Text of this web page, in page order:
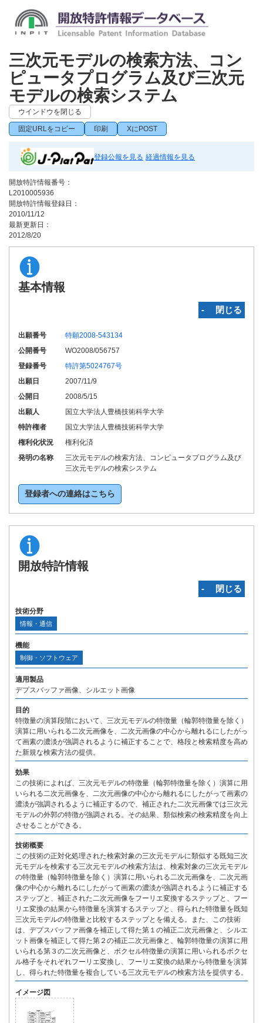
三次元モデルの検索方法、コン
ピュータプログラム及び三次元
モデルの検索システム
ウインドウを閉じる
固定URLをコピー 印刷 XにPOST
登録公報を見る 経過情報を見る
開放特許情報番号：
L2010005936
開放特許情報登録日：
2010/11/12
最新更新日：
2012/8/20
基本情報
‐ 閉じる
出願番号
特願2008-543134
公開番号
WO2008/056757
登録番号
特許第5024767号
出願日
2007/11/9
公開日
2008/5/15
出願人
国立大学法人豊橋技術科学大学
特許権者
国立大学法人豊橋技術科学大学
権利化状況
権利化済
発明の名称
三次元モデルの検索方法、コンピュータプログラム及び
三次元モデルの検索システム
登録者への連絡はこちら
開放特許情報
‐ 閉じる
技術分野
情報・通信
機能
制御・ソフトウェア
適用製品
デプスバッファ画像、シルエット画像
目的
特徴量の演算段階において、三次元モデルの特徴量（輪郭特徴量を除く）
演算に用いられる二次元画像を、二次元画像の中心から離れるにしたがっ
て画素の濃淡が強調されるように補正することで、格段と検索精度を高め
た新規な検索方法の提供。
効果
この技術によれば、三次元モデルの特徴量（輪郭特徴量を除く）演算に用
いられる二次元画像を、二次元画像の中心から離れるにしたがって画素の
濃淡が強調されるように補正するので、補正された二次元画像では三次元
モデルの外郭の特徴が強調される。その結果、類似検索の検索精度を向上
させることができる。
技術概要
この技術の正対化処理された検索対象の三次元モデルに類似する既知三次
元モデルを検索する三次元モデルの検索方法は、検索対象の三次元モデル
の特徴量（輪郭特徴量を除く）演算に用いられる二次元画像を、二次元画
像の中心から離れるにしたがって画素の濃淡が強調されるように補正する
ステップと、補正された二次元画像をフーリエ変換するステップと、フー
リエ変換の結果から特徴量を演算するステップと、得られた特徴量を既知
三次元モデルの特徴量と比較するステップとを備える。また、この技術
は、デプスバッファ画像を補正して得た第１の補正二次元画像と、シルエ
ット画像を補正して得た第２の補正二次元画像と、輪郭特徴量の演算に用
いられる第３の二次元画像と、ボクセル特徴量の演算に用いられるボクセ
ル格子をそれぞれフーリエ変換し、フーリエ変換の結果から特徴量を演算
し、得られた特徴量を複合している三次元モデルの検索方法を提供する。
イメージ図